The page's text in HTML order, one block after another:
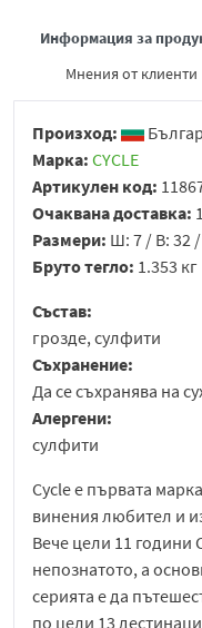
Информация за
Мнения от клиенти
Произход:
Марка: CYCLE
Артикулен код:
Очаквана доставка:
Размери: Ш: 7 / В: 32
Бруто тегло: 1.353 кг
Състав:
грозде, сулфити
Съхранение:
Да се съхранява на
Алергени:
сулфити
Cycle е първата
винения любител и
Вече цели 11 години
непознатото, а
серията е да
по цели 13